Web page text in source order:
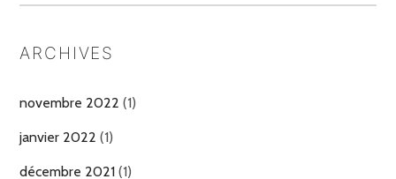
ARCHIVES
novembre 2022 (1)
janvier 2022 (1)
décembre 2021 (1)